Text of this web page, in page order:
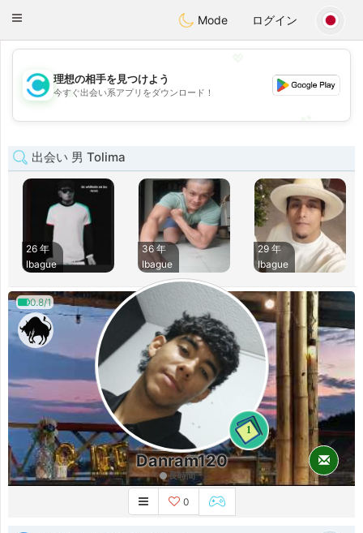
olombiaCitas
Toggle
Mode ログイン
💖
💕
理想の相手を見つけよう
今すぐ出会い系アプリをダウンロード！
出会い 男 Tolima
26 年
Ibague
36 年
Ibague
29 年
Ibague
0.8/1
1
Danram120
長時間
0